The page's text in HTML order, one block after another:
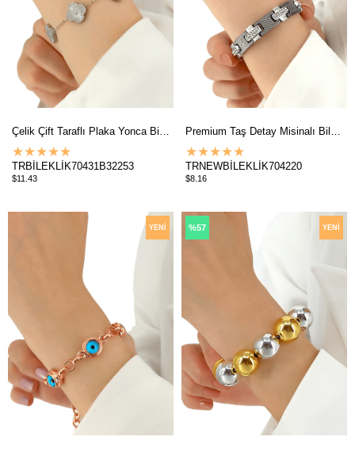
Çelik Çift Taraflı Plaka Yonca Bileklik TrBileklik70431
★★★★★
TRBİLEKLİK70431B32253
$11.43
Premium Taş Detay Misinalı Bileklik
★★★★★
TRNEWBİLEKLİK704220
$8.16
YENI %57 YENI